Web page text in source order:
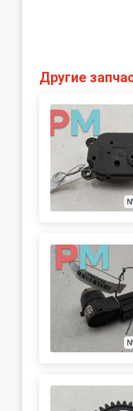
Другие